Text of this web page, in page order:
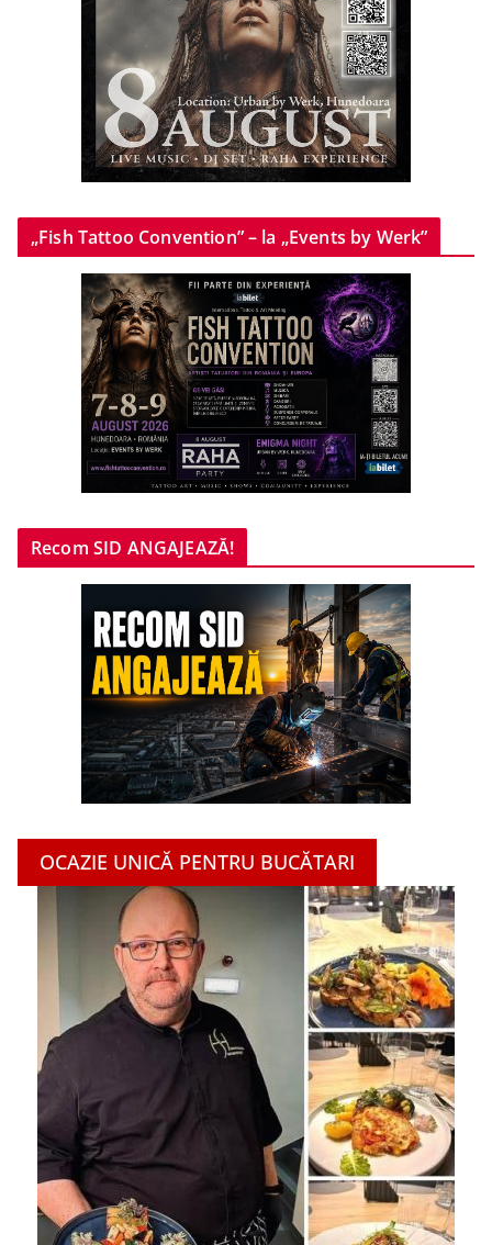
„Fish Tattoo Convention” – la „Events by Werk”
Recom SID ANGAJEAZĂ!
OCAZIE UNICĂ PENTRU BUCĂTARI